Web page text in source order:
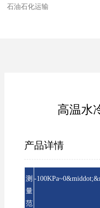
石油石化运输
高温水
产品详情
测
量
范
-